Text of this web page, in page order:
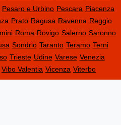
Pesaro e Urbino Pescara Piacenza
Prato Ragusa Ravenna Reggio
Roma Rovigo Salerno Saronno
Sondrio Taranto Teramo Terni
Trieste Udine Varese Venezia
Vibo Valentia Vicenza Viterbo